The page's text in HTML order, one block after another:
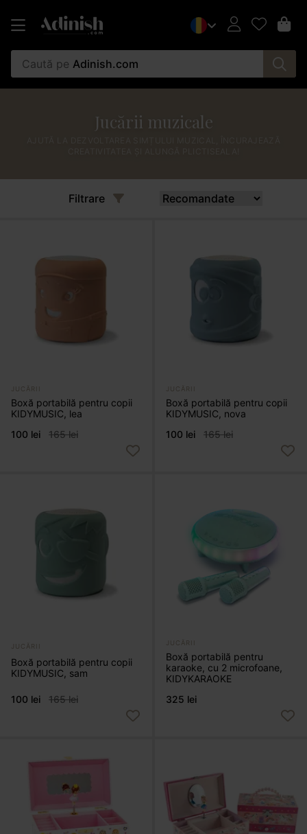
Caută pe Adinish.com
Jucării muzicale
Filtrare
JUCĂRII
Boxă portabilă pentru copii
KIDYMUSIC, lea
100 lei
165 lei
JUCĂRII
Boxă portabilă pentru copii
KIDYMUSIC, nova
100 lei
165 lei
JUCĂRII
Boxă portabilă pentru copii
KIDYMUSIC, sam
100 lei 165 lei
JUCĂRII
Boxă portabilă pentru
karaoke, cu 2 microfoane,
KIDYKARAOKE
325 lei